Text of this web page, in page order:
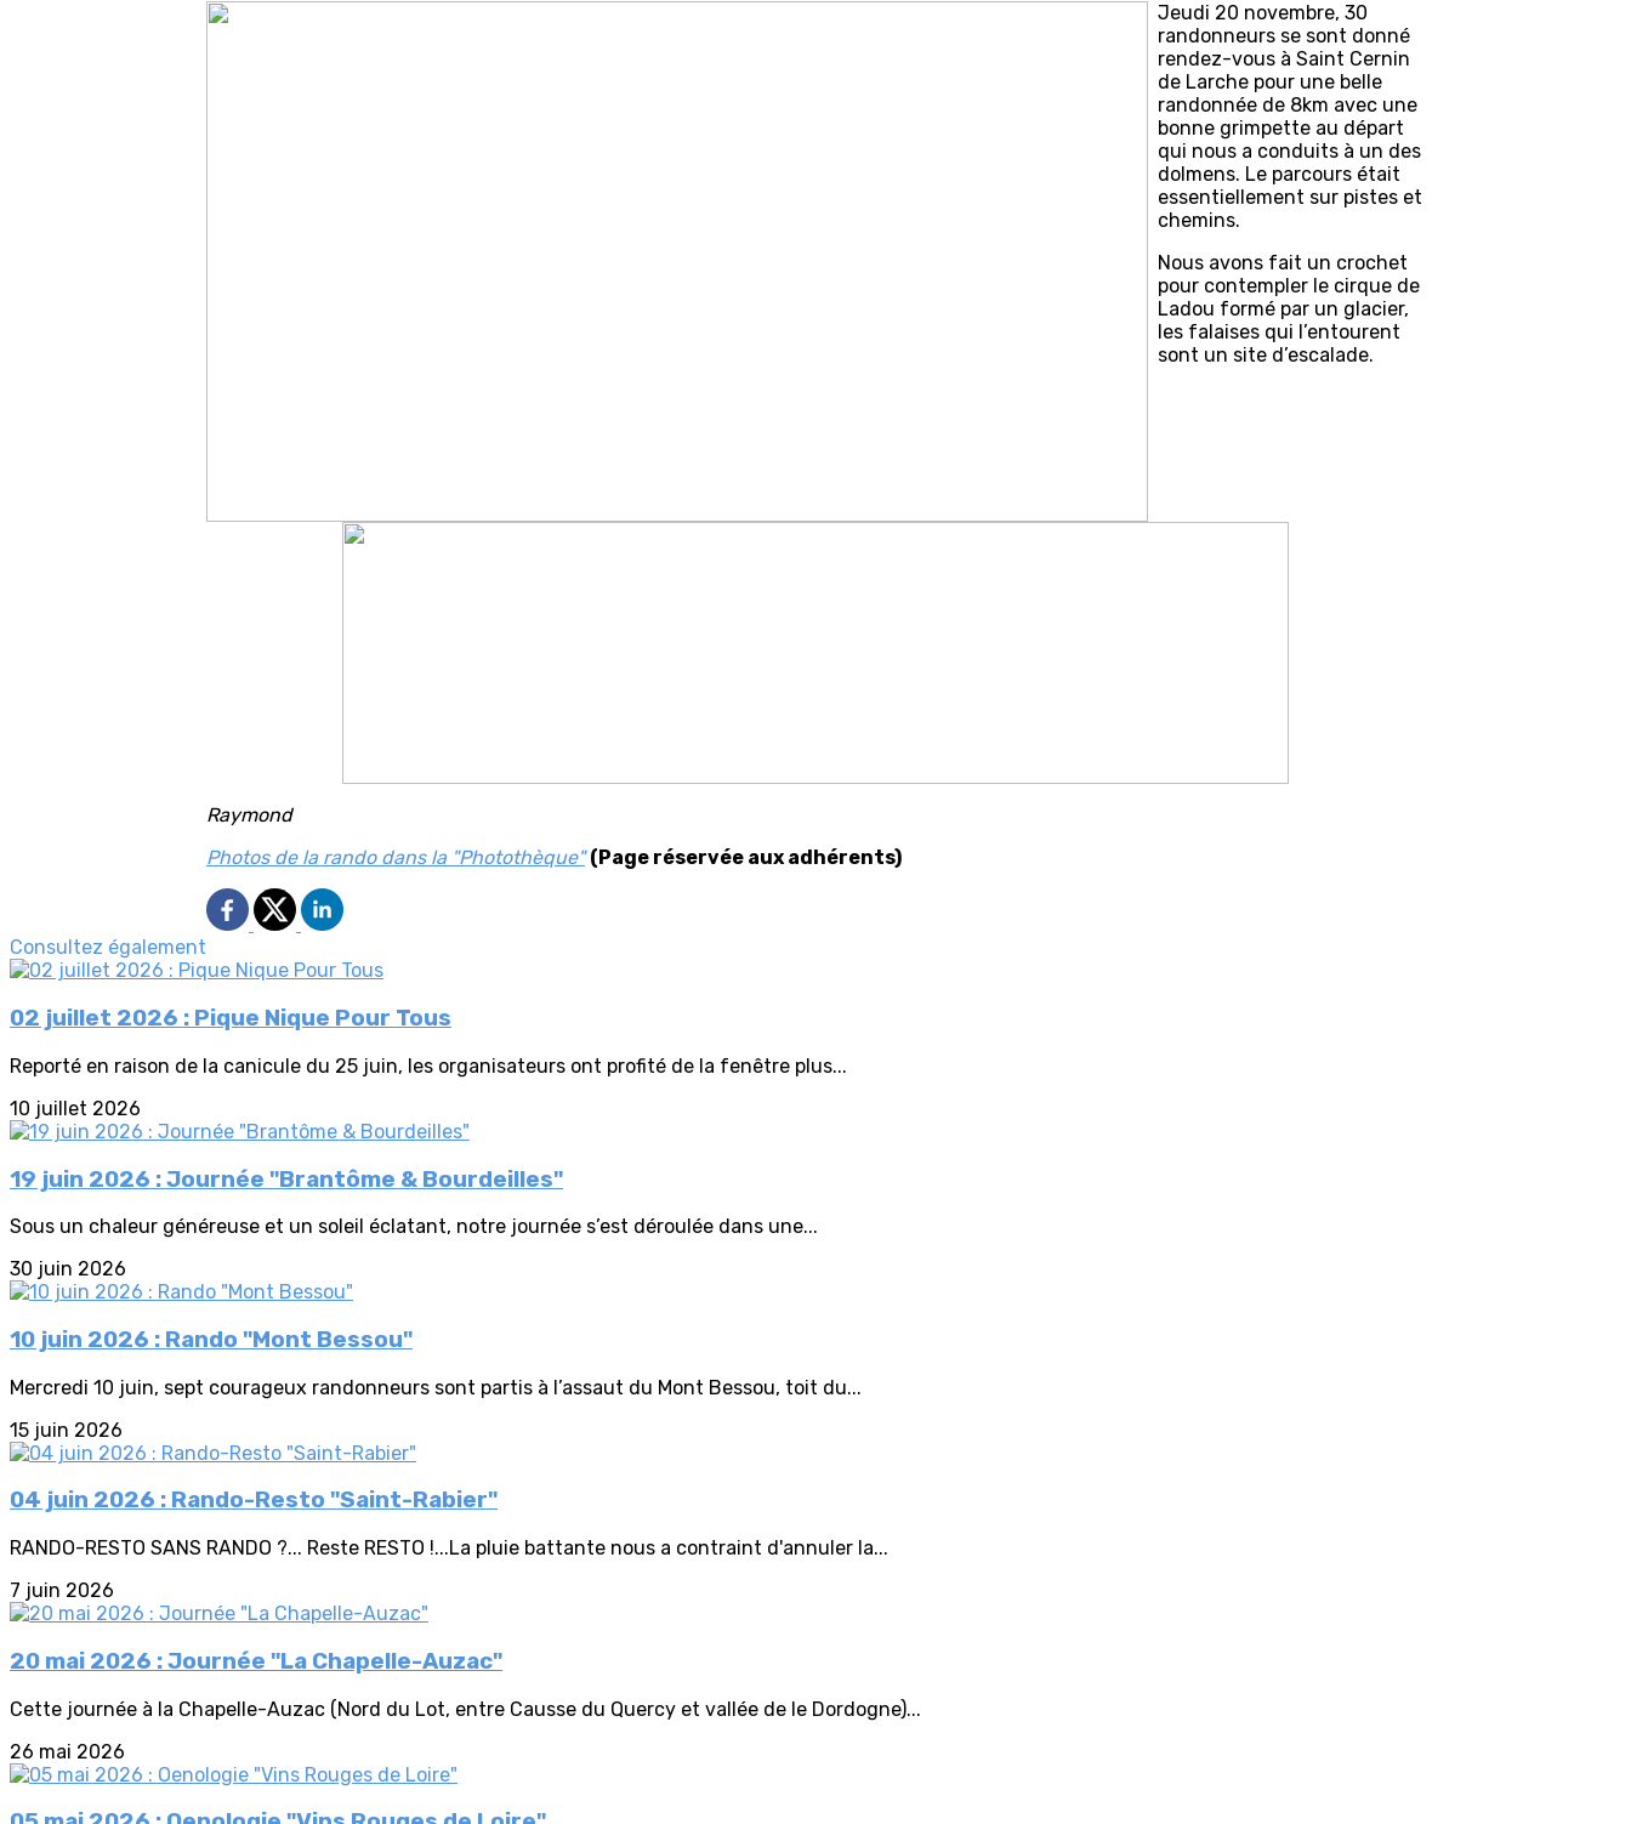
Jeudi 20 novembre, 30
randonneurs se sont donné
rendez-vous à Saint Cernin
de Larche pour une belle
randonnée de 8km avec une
bonne grimpette au départ
qui nous a conduits à un des
dolmens. Le parcours était
essentiellement sur pistes et
chemins.
Nous avons fait un crochet
pour contempler le cirque de
Ladou formé par un glacier,
les falaises qui l’entourent
sont un site d’escalade.
Raymond
Photos de la rando dans la "Photothèque" (Page réservée aux adhérents)
Consultez également
02 juillet 2026 : Pique Nique Pour Tous
Reporté en raison de la canicule du 25 juin, les organisateurs ont profité de la fenêtre plus...
10 juillet 2026
19 juin 2026 : Journée "Brantôme & Bourdeilles"
Sous un chaleur généreuse et un soleil éclatant, notre journée s’est déroulée dans une...
30 juin 2026
10 juin 2026 : Rando "Mont Bessou"
Mercredi 10 juin, sept courageux randonneurs sont partis à l’assaut du Mont Bessou, toit du...
15 juin 2026
04 juin 2026 : Rando-Resto "Saint-Rabier"
RANDO-RESTO SANS RANDO ?... Reste RESTO !...La pluie battante nous a contraint d'annuler la...
7 juin 2026
20 mai 2026 : Journée "La Chapelle-Auzac"
Cette journée à la Chapelle-Auzac (Nord du Lot, entre Causse du Quercy et vallée de le Dordogne)...
26 mai 2026